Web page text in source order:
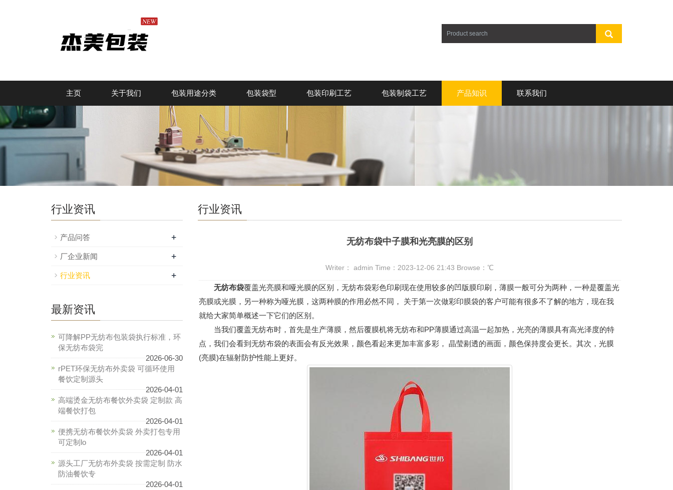
主页 关于我们 包装用途分类 包装袋型 包装印刷工艺 包装制袋工艺 产品知识 联系我们
行业资讯
无纺布袋中子膜和光亮膜的区别
Writer： admin Time：2023-12-06 21:43 Browse：℃
无纺布袋覆盖光亮膜和哑光膜的区别，无纺布袋彩色印刷现在使用较多的凹版膜印刷，薄膜一般可分为两种，一种是覆盖光
亮膜或光膜，另一种称为哑光膜，这两种膜的作用必然不同， 关于第一次做彩印膜袋的客户可能有很多不了解的地方，现在我
就给大家简单概述一下它们的区别。
当我们覆盖无纺布时，首先是生产薄膜，然后覆膜机将无纺布和PP薄膜通过高温一起加热，光亮的薄膜具有高光泽度的特
点，我们会看到无纺布袋的表面会有反光效果，颜色看起来更加丰富多彩， 晶莹剔透的画面，颜色保持度会更长。其次，光膜
(亮膜)在辐射防护性能上更好。
行业资讯
产品问答 +
厂企业新闻 +
行业资讯 +
最新资讯
可降解PP无纺布包装袋执行标准，环
保无纺布袋完
2026-06-30
rPET环保无纺布外卖袋 可循环使用
餐饮定制源头
2026-04-01
高端烫金无纺布餐饮外卖袋 定制款 高
端餐饮打包
2026-04-01
便携无纺布餐饮外卖袋 外卖打包专用
可定制lo
2026-04-01
源头工厂无纺布外卖袋 按需定制 防水
防油餐饮专
2026-04-01